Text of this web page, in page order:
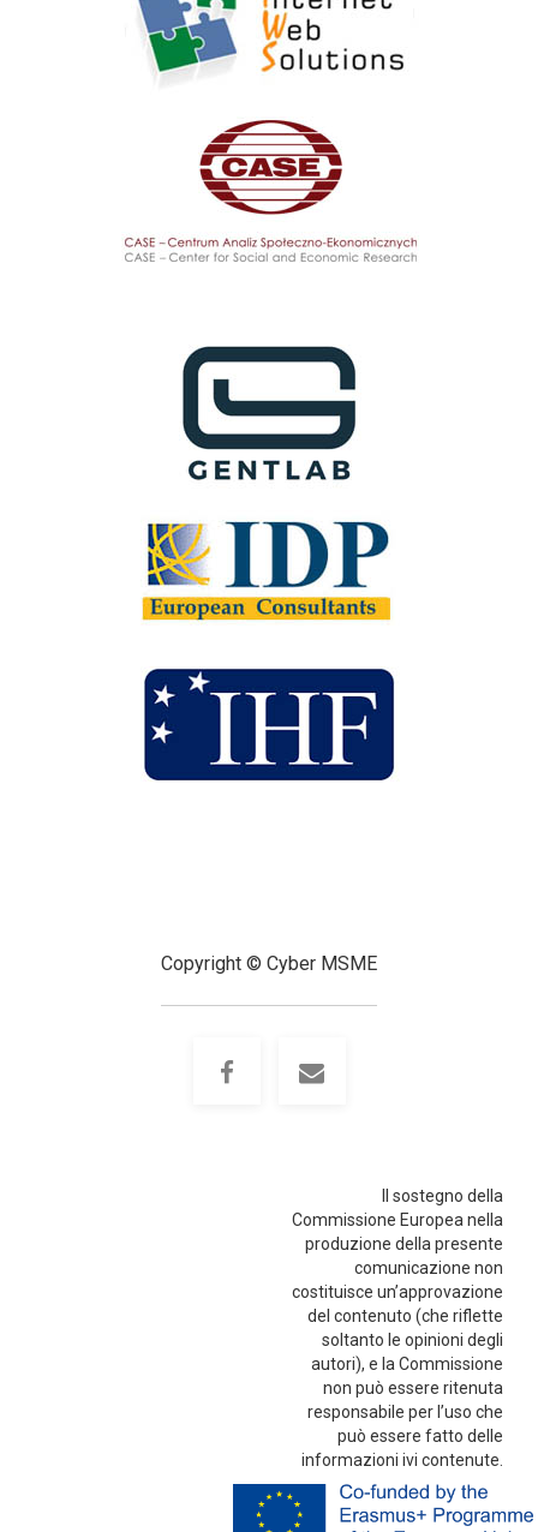
Copyright © Cyber MSME
Il sostegno della
Commissione Europea nella
produzione della presente
comunicazione non
costituisce un’approvazione
del contenuto (che riflette
soltanto le opinioni degli
autori), e la Commissione
non può essere ritenuta
responsabile per l’uso che
può essere fatto delle
informazioni ivi contenute.